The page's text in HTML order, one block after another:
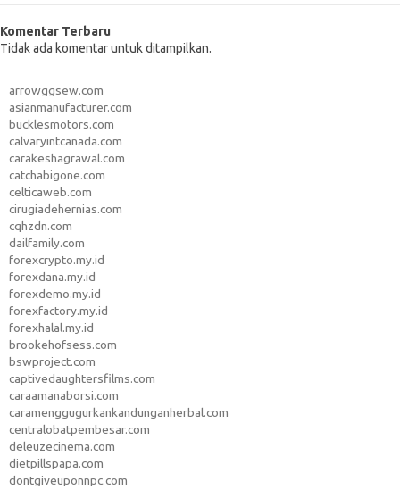
Komentar Terbaru
Tidak ada komentar untuk ditampilkan.
arrowggsew.com
asianmanufacturer.com
bucklesmotors.com
calvaryintcanada.com
carakeshagrawal.com
catchabigone.com
celticaweb.com
cirugiadehernias.com
cqhzdn.com
dailfamily.com
forexcrypto.my.id
forexdana.my.id
forexdemo.my.id
forexfactory.my.id
forexhalal.my.id
brookehofsess.com
bswproject.com
captivedaughtersfilms.com
caraamanaborsi.com
caramenggugurkankandunganherbal.com
centralobatpembesar.com
deleuzecinema.com
dietpillspapa.com
dontgiveuponnpc.com